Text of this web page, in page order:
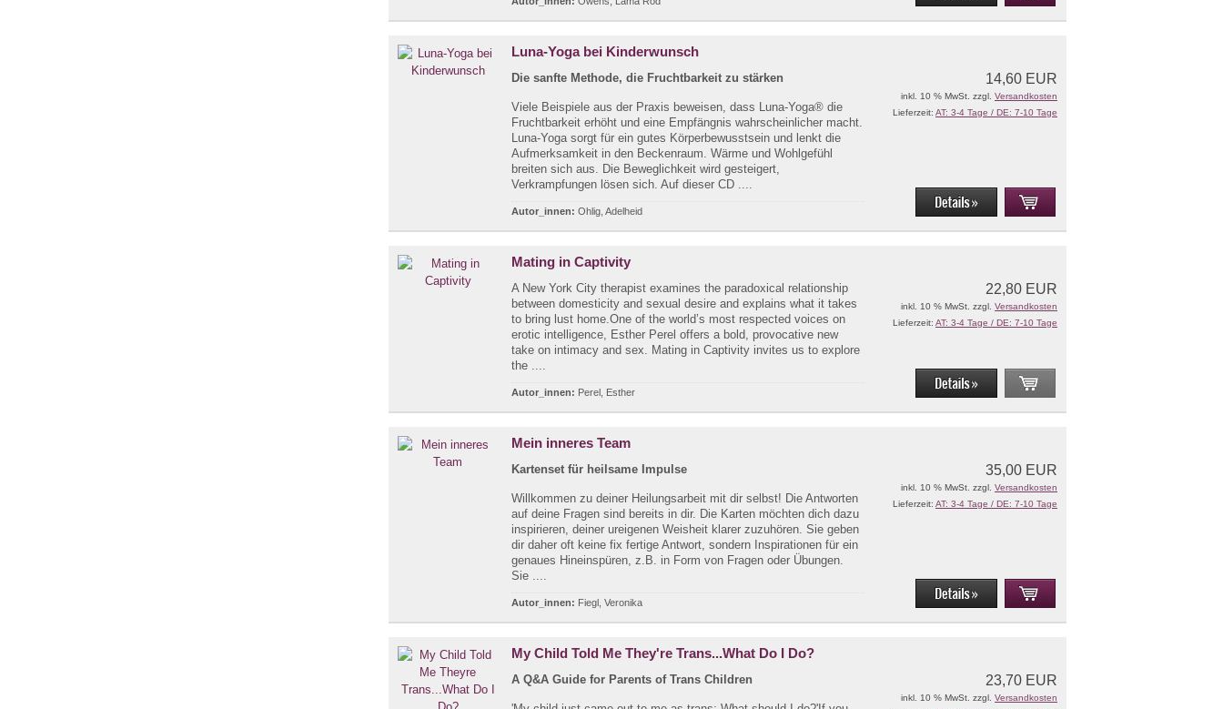
Luna-Yoga bei Kinderwunsch
Die sanfte Methode, die Fruchtbarkeit zu stärken
Viele Beispiele aus der Praxis beweisen, dass Luna-Yoga® die
Fruchtbarkeit erhöht und eine Empfängnis wahrscheinlicher macht.
Luna-Yoga sorgt für ein gutes Körperbewusstsein und lenkt die
Aufmerksamkeit in den Beckenraum. Wärme und Wohlgefühl
breiten sich aus. Die Beweglichkeit wird gesteigert,
Verkrampfungen lösen sich. Auf dieser CD ....
Autor_innen:Ohlig, Adelheid
14,60 EUR
inkl. 10 % MwSt. zzgl. Versandkosten
Lieferzeit: AT: 3-4 Tage / DE: 7-10 Tage
Mating in Captivity
A New York City therapist examines the paradoxical relationship
between domesticity and sexual desire and explains what it takes
to bring lust home.One of the world’s most respected voices on
erotic intelligence, Esther Perel offers a bold, provocative new
take on intimacy and sex. Mating in Captivity invites us to explore
the ....
Autor_innen: Perel, Esther
22,80 EUR
inkl. 10 % MwSt. zzgl. Versandkosten
Lieferzeit: AT: 3-4 Tage / DE: 7-10 Tage
Mein inneres Team
Kartenset für heilsame Impulse
Willkommen zu deiner Heilungsarbeit mit dir selbst! Die Antworten
auf deine Fragen sind bereits in dir. Die Karten möchten dich dazu
inspirieren, deiner ureigenen Weisheit klarer zuzuhören. Sie geben
dir daher oft keine fix fertige Antwort, sondern Inspirationen für ein
genaues Hineinspüren, z.B. in Form von Fragen oder Übungen.
Sie ....
Autor_innen: Fiegl, Veronika
35,00 EUR
inkl. 10 % MwSt. zzgl. Versandkosten
Lieferzeit: AT: 3-4 Tage / DE: 7-10 Tage
My Child Told Me They're Trans...What Do I Do?
A Q&A Guide for Parents of Trans Children 23,70 EUR
inkl. 10 % MwSt. zzgl. Versandkosten